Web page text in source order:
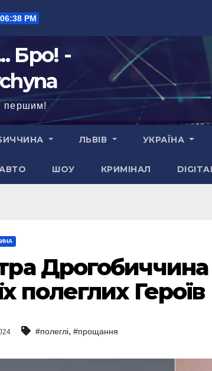
PM
Бро! -
першим!
ЛЬВІВ УКРАЇНА
ШОУ КРИМІНАЛ
Дрогобиччина
полеглих Героїв
#полеглі, #прощання